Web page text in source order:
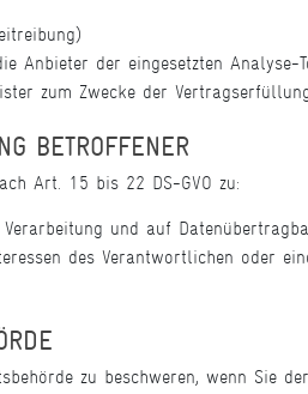
Anbieter der eingesetzten
zum Zwecke der
BETROFFENER
Art. 15 bis 22 DS-GVO zu:
und auf
des Verantwortlichen oder
zu beschweren, wenn Sie